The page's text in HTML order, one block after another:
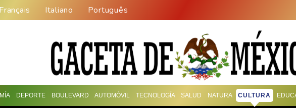
Français Italiano Português
DEPORTE BOULEVARD AUTOMÓVIL TECNOLOGÍA SALUD NATURA CULTURA